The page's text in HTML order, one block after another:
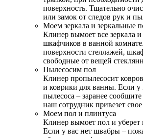
поверхность. Тщательно
или замок от следов рук и
Моем зеркала и зеркальные
Клинер вымоет все зеркала
шкафчиков в ванной
поверхности стеллажей,
свободные от вещей
Пылесосим пол
Клинер пропылесосит
и коврики для ванны. Если у
пылесоса – заранее
наш сотрудник привезет
Моем пол и плинтуса
Клинер вымоет пол и уберет
Если у вас нет швабры –